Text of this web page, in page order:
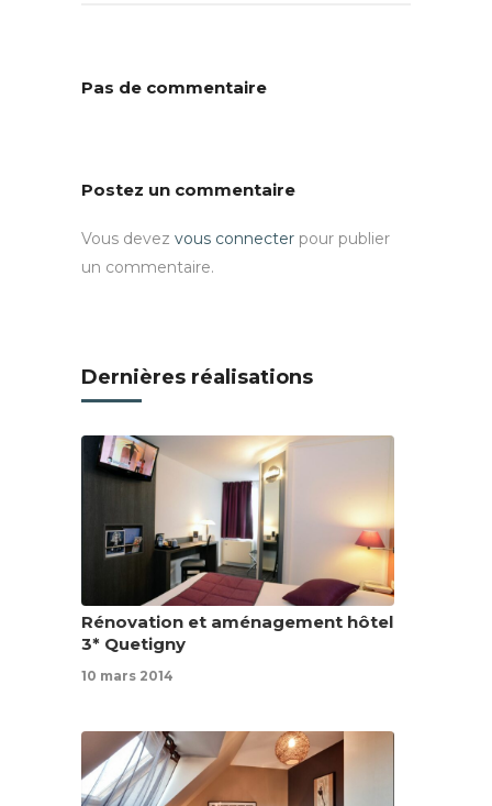
Pas de commentaire
Postez un commentaire
Vous devez vous connecter pour publier
un commentaire.
Dernières réalisations
Rénovation et aménagement hôtel
3* Quetigny
10 mars 2014